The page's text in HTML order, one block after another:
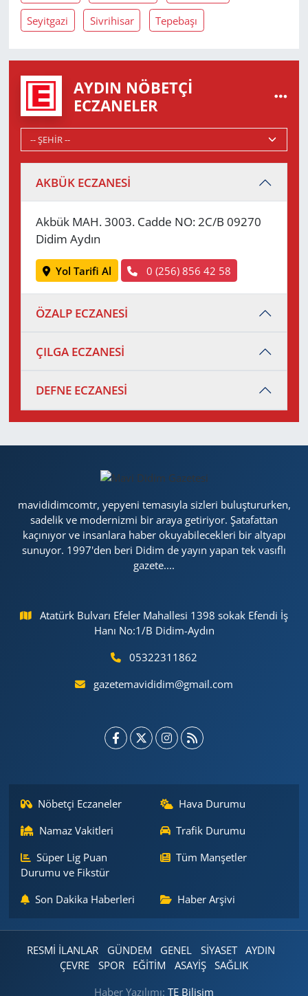
Seyitgazi Sivrihisar Tepebaşı
AYDIN NÖBETÇI
ECZANELER
AKBÜK ECZANESİ
Akbük MAH. 3003. Cadde NO: 2C/B 09270
Didim Aydın
Yol Tarifi Al 0 (256) 856 42 58
ÖZALP ECZANESİ
ÇILGA ECZANESİ
DEFNE ECZANESİ
mavididimcomtr, yepyeni temasıyla sizleri buluştururken,
sadelik ve modernizmi bir araya getiriyor. Şatafattan
kaçınıyor ve insanlara haber okuyabilecekleri bir altyapı
sunuyor. 1997'den beri Didim de yayın yapan tek vasıflı
gazete....
Atatürk Bulvarı Efeler Mahallesi 1398 sokak Efendi İş
Hanı No:1/B Didim-Aydın
05322311862
gazetemavididim@gmail.com
Nöbetçi Eczaneler
Hava Durumu
Namaz Vakitleri
Trafik Durumu
Süper Lig Puan
Durumu ve Fikstür
Tüm Manşetler
Son Dakika Haberleri Haber Arşivi
RESMİ İLANLAR GÜNDEM GENEL SİYASET
AYDIN
ÇEVRE
SPOR EĞİTİM ASAYİŞ
SAĞLIK
Haber Yazılımı: TE Bilişim